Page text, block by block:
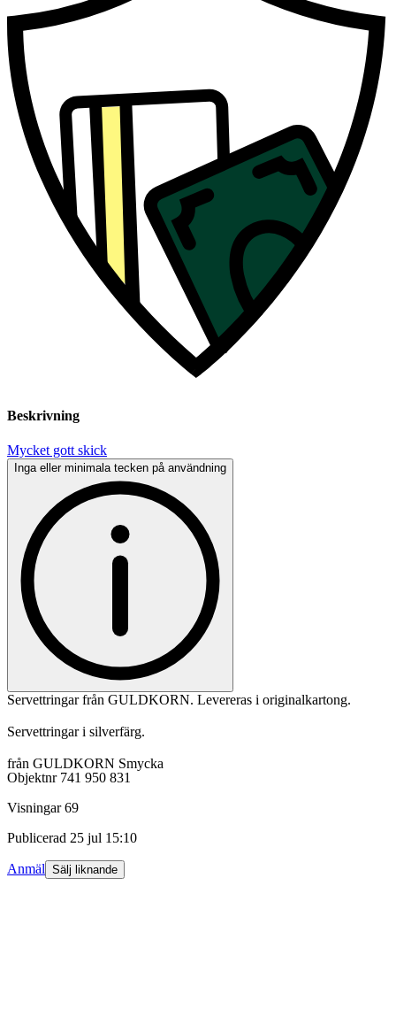
Beskrivning
Mycket gott skick
Inga eller minimala tecken på användning
Servettringar från GULDKORN. Levereras i originalkartong.
Servettringar i silverfärg.
från GULDKORN Smycka
Objektnr 741 950 831
Visningar 69
Publicerad 25 jul 15:10
Anmäl Sälj liknande